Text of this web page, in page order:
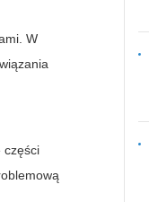
W
części